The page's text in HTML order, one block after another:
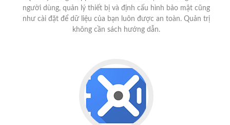
người dùng, quản lý thiết bị và định cấu hình bảo mật cũng
như cài đặt để dữ liệu của bạn luôn được an toàn. Quản trị
không cần sách hướng dẫn.